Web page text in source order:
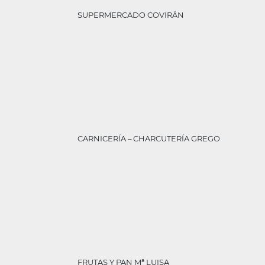
SUPERMERCADO COVIRÁN
CARNICERÍA – CHARCUTERÍA GREGO
FRUTAS Y PAN Mª LUISA